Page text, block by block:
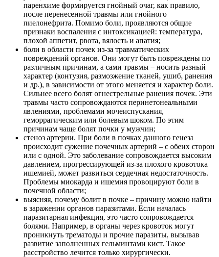
паренхиме формируется гнойный очаг, как правило,
после перенесенной травмы или гнойного
пиелонефрита. Помимо боли, проявляются общие
признаки воспаления с интоксикацией: температура,
плохой аппетит, рвота, вялость и апатия;
боли в области почек из-за травматических
повреждений органов. Они могут быть повреждены по
различным причинам, а сами травмы – носить разный
характер (контузия, размозжение тканей, ушиб, ранения
и др.), в зависимости от этого меняется и характер боли.
Сильнее всего болят огнестрельные ранения почек. Эти
травмы часто сопровождаются перинетонеальными
явлениями, проблемами мочеиспускания,
геморрагическим или болевым шоком. По этим
причинам чаще болят почки у мужчин;
стеноз артерии. При боли в почках данного генеза
происходит сужение почечных артерий – с обеих сторон
или с одной. Это заболевание сопровождается высоким
давлением, прогрессирующей из-за плохого кровотока
ишемией, может развиться сердечная недостаточность.
Проблемы миокарда и ишемия провоцируют боли в
почечной области;
выясняя, почему болит в почке – причину можно найти
в заражении органов паразитами. Если началась
паразитарная инфекция, это часто сопровождается
болями. Например, в органы через кровоток могут
проникнуть трематоды и прочие паразиты, вызывав
развитие заполненных гельминтами кист. Такое
расстройство лечится только хирургически.